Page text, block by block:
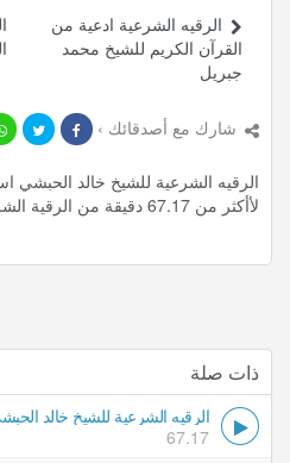
الرقيه الشرعية ادعية من
القرآن الكريم للشيخ محمد
جبريل
شارك مع أصدقائك ›
لأأكثر من 67.17 دقيقة من الرقية الشرعية المميزة مجانا.
ذات صلة
الرقيه الشرعية للشيخ خالد
67.17